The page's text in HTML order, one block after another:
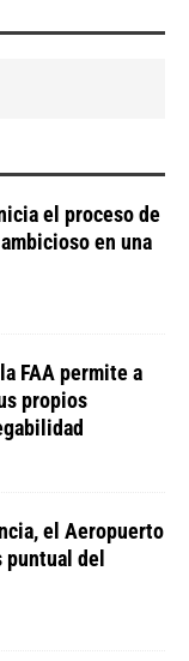
el proceso de
en una
FAA permite a
propios
el Aeropuerto
puntual del